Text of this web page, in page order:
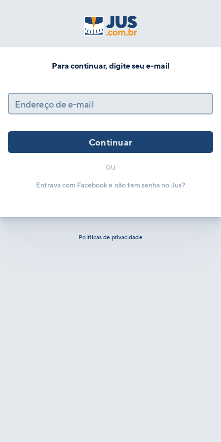
Para continuar, digite seu e-mail
Endereço de e-mail
Continuar
ou
Entrava com Facebook e não tem senha no Jus?
Políticas de privacidade